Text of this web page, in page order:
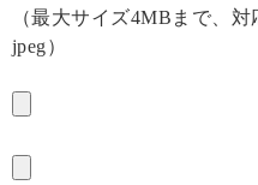
（最大サイズ4MBまで、
jpeg）